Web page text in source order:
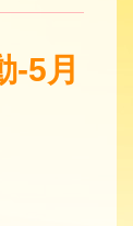
-5月